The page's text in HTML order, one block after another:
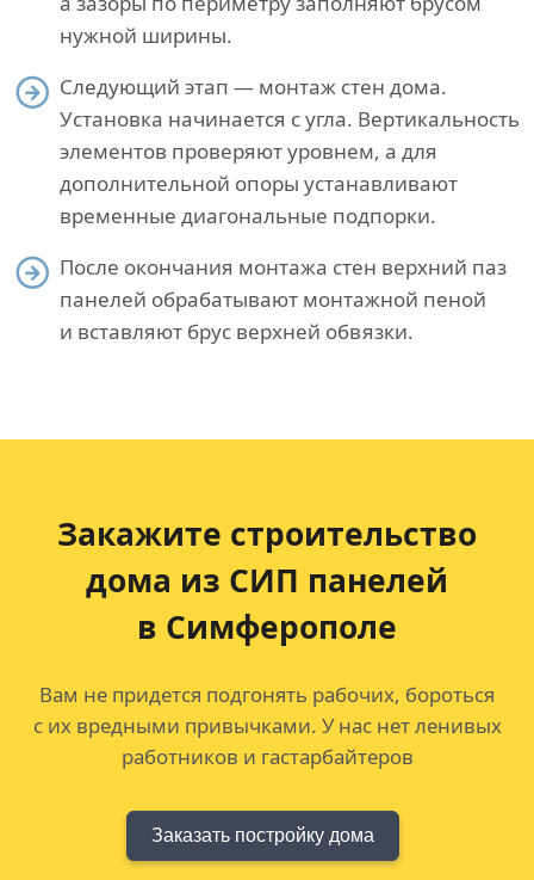
нужной ширины.
Следующий этап — монтаж стен дома.
Установка начинается с угла. Вертикальность
элементов проверяют уровнем, а для
дополнительной опоры устанавливают
временные диагональные подпорки.
После окончания монтажа стен верхний паз
панелей обрабатывают монтажной пеной
и вставляют брус верхней обвязки.
Закажите строительство
дома из СИП панелей
в Симферополе
Вам не придется подгонять рабочих, бороться
с их вредными привычками. У нас нет ленивых
работников и гастарбайтеров
Заказать постройку дома